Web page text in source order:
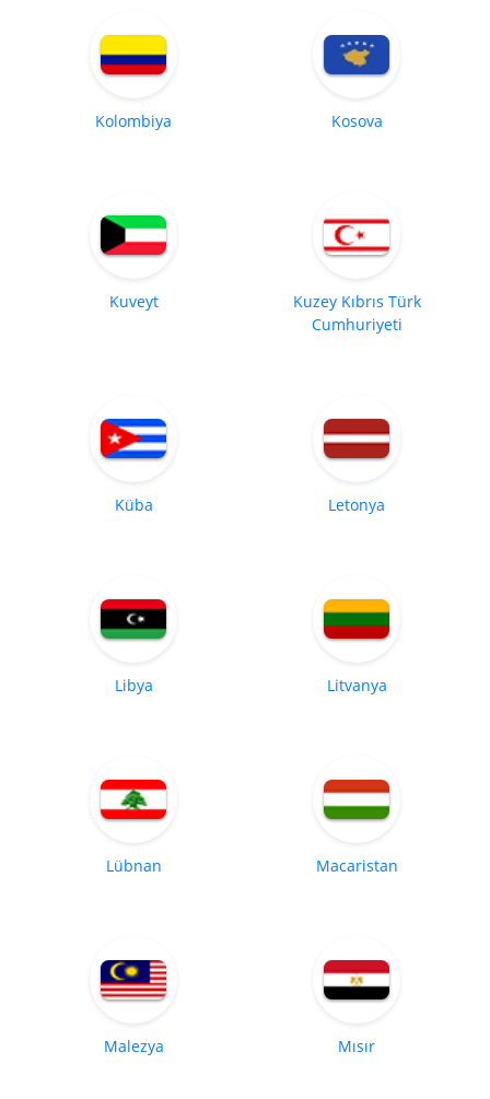
Kolombiya Kosova
Kuveyt
Kuzey Kıbrıs Türk
Cumhuriyeti
Küba Letonya
Libya Litvanya
Lübnan Macaristan
Malezya Mısır